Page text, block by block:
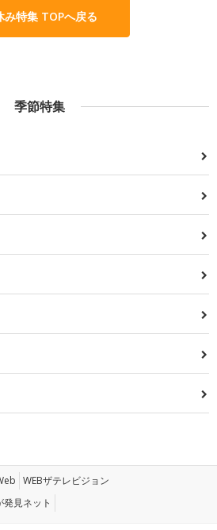
み特集 TOPへ戻る
季節特集
WEBザテレビジョン
発見ネット